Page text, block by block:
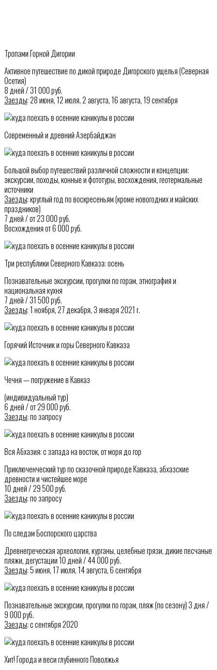
Тропами Горной Дигории
Активное путешествие по дикой природе Дигорского ущелья (Северная
Осетия)
8 дней / 31 000 руб.
Заезды: 28 июня, 12 июля, 2 августа, 16 августа, 19 сентября
Современный и древний Азербайджан
Большой выбор путешествий различной сложности и концепции:
экскурсии, походы, конные и фототуры, восхождения, геотермальные
источники
Заезды: круглый год по воскресеньям (кроме новогодних и майских
праздников)
7 дней / от 23 000 руб.
Восхождения от 6 000 руб.
Три республики Северного Кавказа: осень
Познавательные экскурсии, прогулки по горам, этнография и
национальная кухня
7 дней / 31 500 руб.
Заезды: 1 ноября, 27 декабря, 3 января 2021 г.
Горячий Источник и горы Северного Кавказа
Чечня — погружение в Кавказ
(индивидуальный тур)
6 дней / от 29 000 руб.
Заезды: по запросу
Вся Абхазия: с запада на восток, от моря до гор
Приключенческий тур по сказочной природе Кавказа, абхазские
древности и чистейшее море
10 дней / 29 500 руб.
Заезды: по запросу
По следам Боспорского царства
Древнегреческая археология, курганы, целебные грязи, дикие песчаные
пляжи, дегустации 10 дней / 44 000 руб.
Заезды: 5 июня, 17 июля, 14 августа, 6 сентября
Познавательные экскурсии, прогулки по горам, пляж (по сезону) 3 дня /
9 000 руб.
Заезды: с сентября 2020
Хит! Города и веси глубинного Поволжья